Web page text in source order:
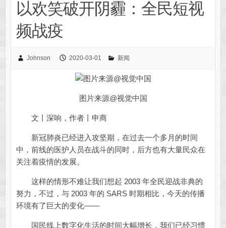
以欢笑破开阴霾：全民短视
频战疫
Johnson 2020-03-01 新闻
图片来源@视觉中国
文丨深响，作者丨申商
新冠肺炎已经进入攻坚期，在过去一个多月的时间
中，前线的医护人员在战斗的同时，后方也有大量民众在
关注着疫情的发展。
这样的情形不难让我们想起 2003 年全民迎战非典的
努力，不过，与 2003 年的 SARS 时期相比，今天的传播
环境有了巨大的变化——
国民线上数字化生活的时间大幅增长，我们已经习惯